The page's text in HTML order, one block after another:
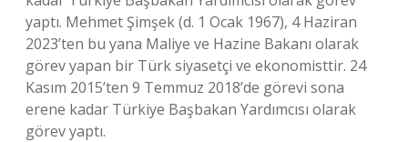
yaptı. Mehmet Şimşek (d. 1 Ocak 1967), 4 Haziran
2023’ten bu yana Maliye ve Hazine Bakanı olarak
görev yapan bir Türk siyasetçi ve ekonomisttir. 24
Kasım 2015’ten 9 Temmuz 2018’de görevi sona
erene kadar Türkiye Başbakan Yardımcısı olarak
görev yaptı.